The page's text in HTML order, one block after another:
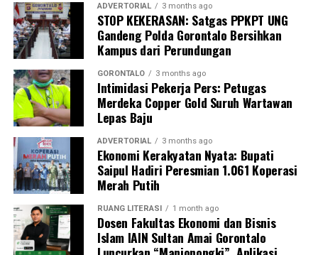
Jika evaluasi hanya menjadi formalitas, reviu ditunda
karena alasan waktu, dan anggaran tetap dijalankan
meski menyimpang dari evaluasi, publik pantas
menduga adanya pembiaran terstruktur dalam tata
kelola keuangan daerah, terutama pada pos belanja
DPRD Kabupaten Gorontalo.
Menanggapi temuan tersebut,Agung
Bobihumenyatakan siap melaporkan dugaan
penyimpangan pengelolaan anggaran DPRD Kabupaten
Gorontalo ke
Kejaksaan Agung
hukum. Tindakan ini bukan dilandasi opini pribadi,
melainkan berdasar pada dokumen resmi negara—
Laporan Hasil Pemeriksaan BPK—yang memiliki
ADVERTORIAL 3 months ago
STOP KEKERASAN: Satgas PPKPT UNG
Gandeng Polda Gorontalo Bersihkan
Kampus dari Perundungan
GORONTALO 3 months ago
Intimidasi Pekerja Pers: Petugas
Merdeka Copper Gold Suruh Wartawan
Lepas Baju
ADVERTORIAL 3 months ago
Ekonomi Kerakyatan Nyata: Bupati
Saipul Hadiri Peresmian 1.061 Koperasi
Merah Putih
RUANG LITERASI 1 month ago
Dosen Fakultas Ekonomi dan Bisnis
Islam IAIN Sultan Amai Gorontalo